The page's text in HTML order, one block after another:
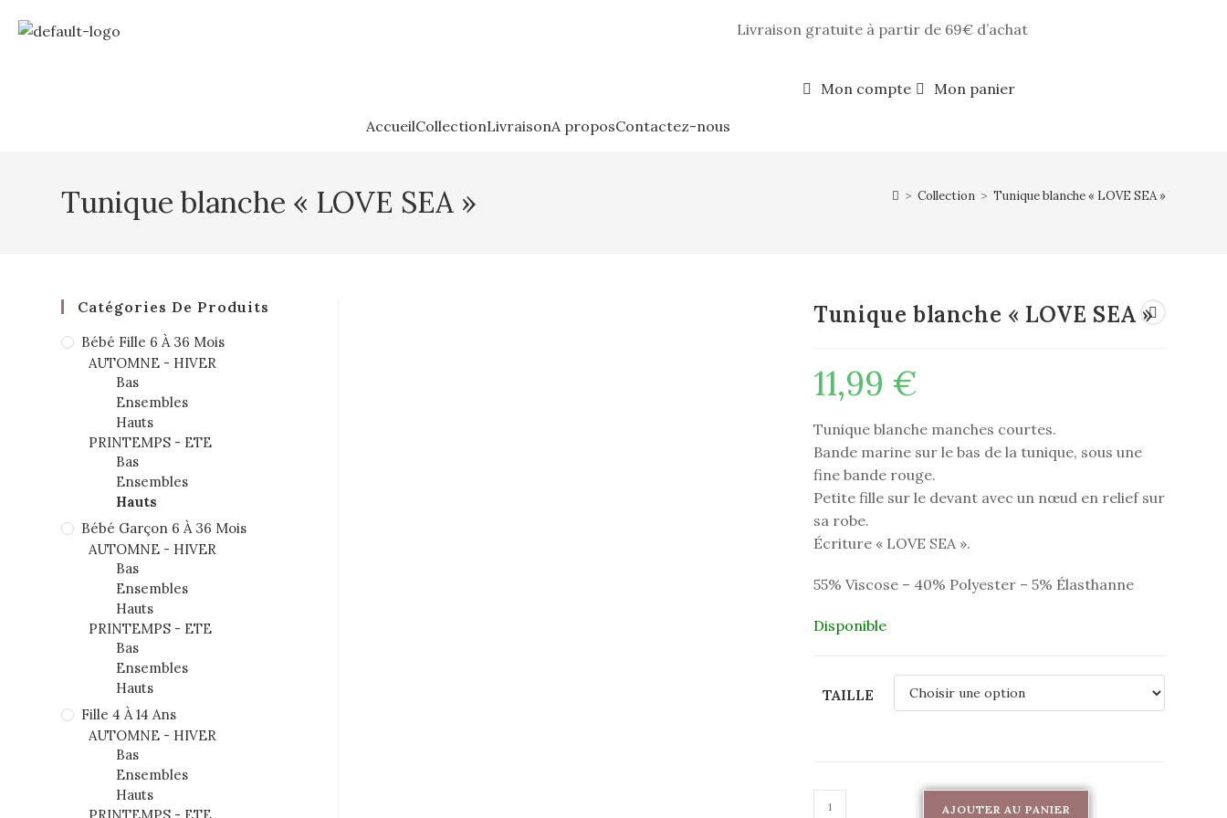
Livraison gratuite à partir de 69€ d’achat
Mon compte Mon panier
AccueilCollectionLivraisonA proposContactez-nous
Tunique blanche « LOVE SEA » > Collection > Tunique blanche « LOVE SEA »
Tunique blanche « LOVE SEA »
11,99 €
Tunique blanche manches courtes.
Bande marine sur le bas de la tunique, sous une
fine bande rouge.
Petite fille sur le devant avec un nœud en relief sur
sa robe.
Écriture « LOVE SEA ».
55% Viscose – 40% Polyester – 5% Élasthanne
Disponible
TAILLE
AJOUTER AU PANIER
Catégories De Produits
Bébé Fille 6 À 36 Mois
AUTOMNE - HIVER
Bas
Ensembles
Hauts
PRINTEMPS - ETE
Bas
Ensembles
Hauts
Bébé Garçon 6 À 36 Mois
AUTOMNE - HIVER
Bas
Ensembles
Hauts
PRINTEMPS - ETE
Bas
Ensembles
Hauts
Fille 4 À 14 Ans
AUTOMNE - HIVER
Bas
Ensembles
Hauts